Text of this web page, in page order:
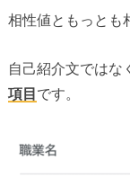
相性値ともっとも
自己紹介文ではな
項目です。